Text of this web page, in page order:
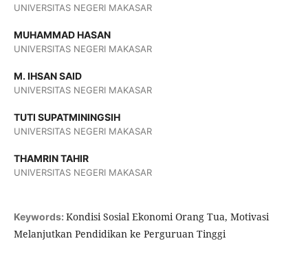
UNIVERSITAS NEGERI MAKASAR
MUHAMMAD HASAN
UNIVERSITAS NEGERI MAKASAR
M. IHSAN SAID
UNIVERSITAS NEGERI MAKASAR
TUTI SUPATMININGSIH
UNIVERSITAS NEGERI MAKASAR
THAMRIN TAHIR
UNIVERSITAS NEGERI MAKASAR
Keywords: Kondisi Sosial Ekonomi Orang Tua, Motivasi
Melanjutkan Pendidikan ke Perguruan Tinggi